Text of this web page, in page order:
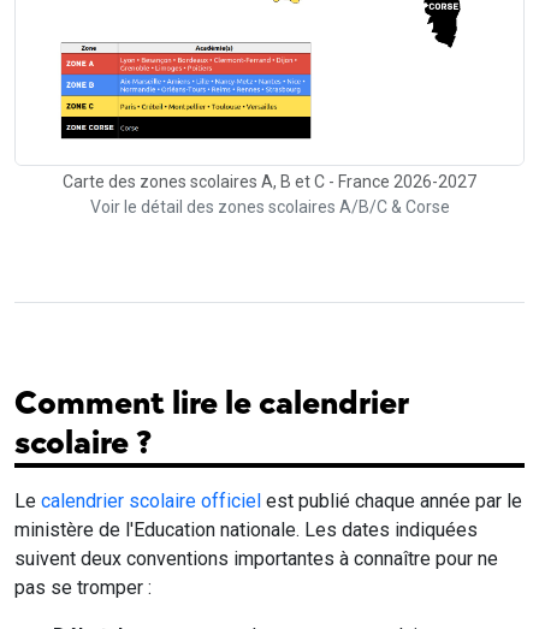
Carte des zones scolaires A, B et C - France 2026-2027
Voir le détail des zones scolaires A/B/C & Corse
Comment lire le calendrier
scolaire ?
Le calendrier scolaire officiel est publié chaque année par le
ministère de l'Education nationale. Les dates indiquées
suivent deux conventions importantes à connaître pour ne
pas se tromper :